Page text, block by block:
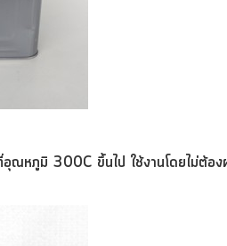
อุณหภูมิ 300C ขึ้นไป ใช้งานโดยไม่ต้อง